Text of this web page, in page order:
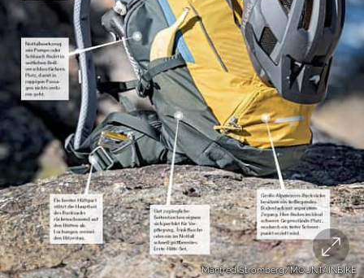
Manfred Stromberg/MOUNTAINBIKE